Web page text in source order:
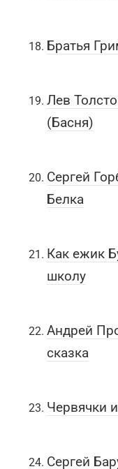
Братья
Лев
(Басня)
Сергей
Белка
Как ежик
школу
Андрей
сказка
Червячки
Сергей